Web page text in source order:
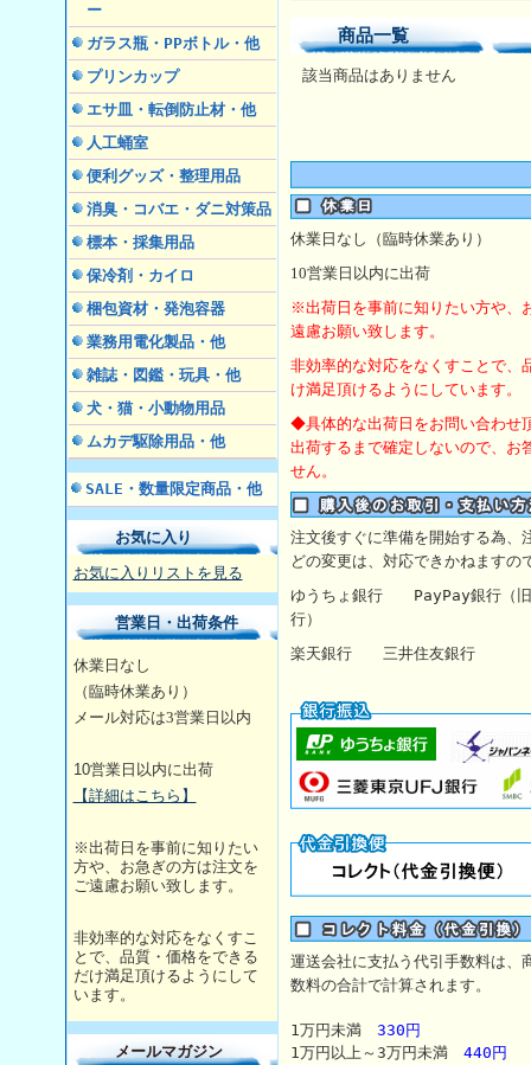
ー
ガラス瓶・PPボトル・他
プリンカップ
エサ皿・転倒防止材・他
人工蛹室
便利グッズ・整理用品
消臭・コバエ・ダニ対策品
標本・採集用品
保冷剤・カイロ
梱包資材・発泡容器
業務用電化製品・他
雑誌・図鑑・玩具・他
犬・猫・小動物用品
ムカデ駆除用品・他
SALE・数量限定商品・他
お気に入り
お気に入りリストを見る
営業日・出荷条件
休業日なし
（臨時休業あり）
メール対応は3営業日 以内
10営業日以内に出荷
【詳細はこちら】
※出荷日を事前に知りたい
方や、お急ぎの方は注文を
ご遠慮お願い致します。
非効率的な対応をなくすこ
とで、品質・価格をできる
だけ満足頂けるようにして
います。
メールマガジン
商品一覧
該当商品はありません
休業日なし（臨時休業あり）
10営業日以内に出荷
※出荷日を事前に知りたい方や、
遠慮お願い致します。
非効率的な対応をなくすことで、
け満足頂けるようにしています。
◆具体的な出荷日をお問い合わせ
出荷するまで確定しないので、お
せん。
注文後すぐに準備を開始する為、
どの変更は、対応できかねますの
ゆうちょ銀行 PayPay銀行（
行）
楽天銀行 三井住友銀行 【
運送会社に支払う代引手数料は、
数料の合計で計算されます。
1万円未満 330円
1万円以上～3万円未満 440円